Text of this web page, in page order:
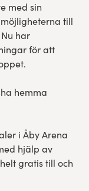
med sin
till
har
för att
hemma
i Åby Arena
hjälp av
gratis till och